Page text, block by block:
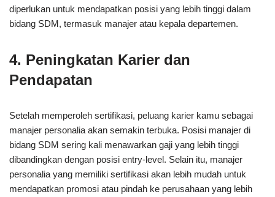
diperlukan untuk mendapatkan posisi yang lebih tinggi dalam
bidang SDM, termasuk manajer atau kepala departemen.
4. Peningkatan Karier dan
Pendapatan
Setelah memperoleh sertifikasi, peluang karier kamu sebagai
manajer personalia akan semakin terbuka. Posisi manajer di
bidang SDM sering kali menawarkan gaji yang lebih tinggi
dibandingkan dengan posisi entry-level. Selain itu, manajer
personalia yang memiliki sertifikasi akan lebih mudah untuk
mendapatkan promosi atau pindah ke perusahaan yang lebih